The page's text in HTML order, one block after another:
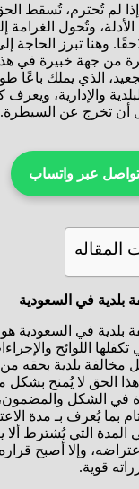
إذا لم تُحترم، تُسقط
وتُحول الغرامة
وهنا تبرز الحاجة
من جهة خبيرة في
الذي يملك باعًا
والإدارية،
أن تخرج عن السيطرة.
تواصل عبر واتساب
المقاله
بلدية في السعودية
بلدية في السعودية
اللوائح
بلدية بحقه
هذا الحق لا يُمنح
في الشكل
بما يُعرف بـ مدة
المدة التي يُشترط ألا
وإلا أصبح
قوية.